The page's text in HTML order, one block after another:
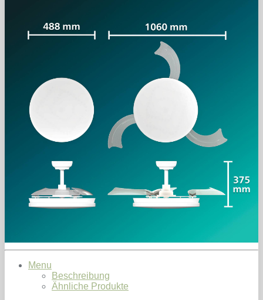
Menu
Beschreibung
Ähnliche Produkte